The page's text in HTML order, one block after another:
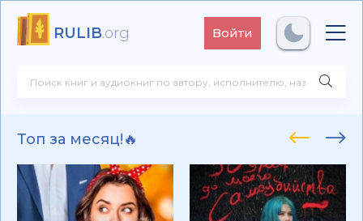
RULIB.org Войти
Топ за месяц!🔥